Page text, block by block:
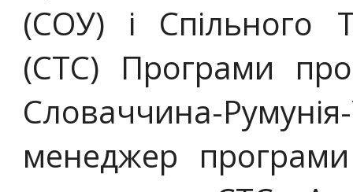
(СОУ) і Спільного
(СТС) Програми
Словаччина-
менеджер